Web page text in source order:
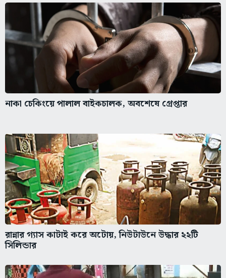
নাকা চেকিংয়ে পালাল বাইকচালক, অবশেষে গ্রেপ্তার
রান্নার গ্যাস কাটাই করে অটোয়, নিউটাউনে উদ্ধার ২২টি
সিলিন্ডার